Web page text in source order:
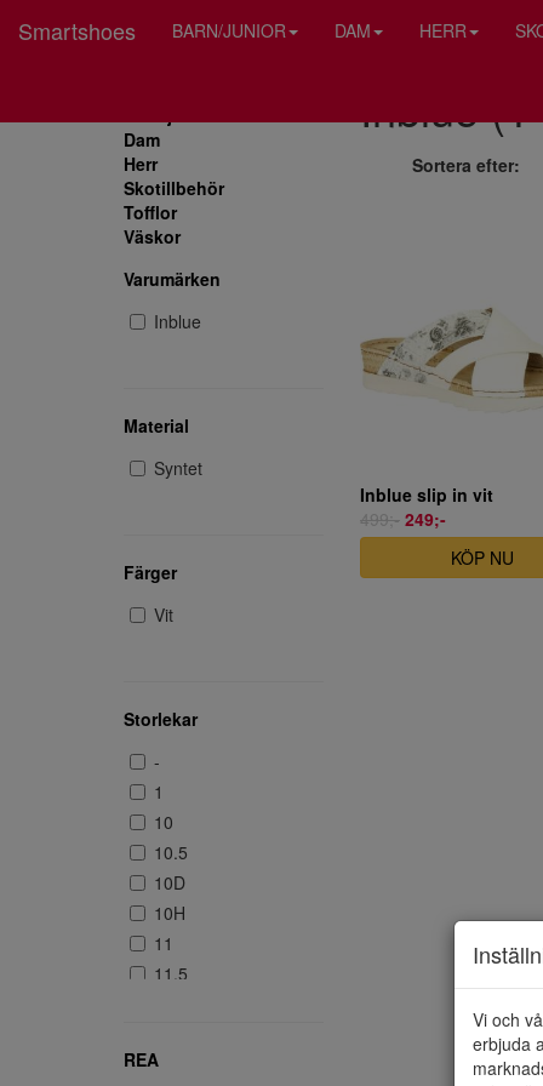
Smartshoes BARN/JUNIOR DAM HERR
Dam
Herr
Skotillbehör
Tofflor
Väskor
Varumärken
Inblue
Material
Syntet
Färger
Vit
Storlekar
-
1
10
10.5
10D
10H
11
11.5
22
REA
Inblue
Sortera efter:
Inblue slip in vit
499;- 249;-
KÖP NU
Vi och
erbjuda